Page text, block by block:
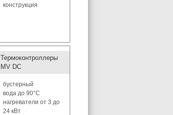
конструкция
Термоконтроллеры
MV DC
бустерный
вода до 90°C
нагреватели от 3 до
24 кВт